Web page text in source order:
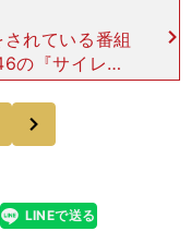
れている番組
の『サイレン
露し、さらに
するなど話題
LINEで送る